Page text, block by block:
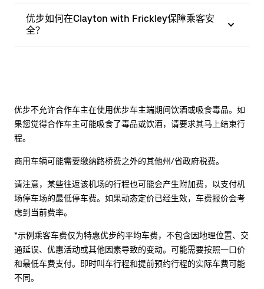
优步如何在Clayton with Frickley保障乘客安
全？
优步不允许合作车主在使用优步车主端期间饮酒或吸食毒品。如
果您觉得合作车主可能吸食了毒品或饮酒，请要求其马上结束行
程。
商用车辆可能需要缴纳路桥费之外的其他州/省政府税费。
请注意，某些往返该机场的行程也可能会产生附加费，以支付机
场停车场的最低停车费。如果动态定价已经生效，车费报价会考
虑到当前费率。
*示例乘客车费仅为特惠优步的平均车费，不包含因地理位置、交
通延误、优惠活动或其他因素导致的变动。可能需要按照一口价
和最低车费支付。即时叫车行程和提前预约行程的实际车费可能
不同。